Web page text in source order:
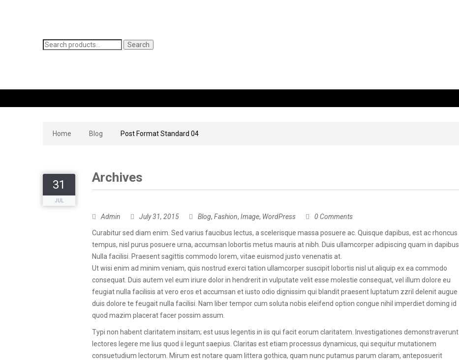
Search
for:
Search
Home Blog Post Format Standard 04
31
JUL
Archives
Admin July 31, 2015 Blog, Fashion, Image, WordPress 0 Comments
Curabitur sed diam enim. Sed varius faucibus lectus, a scelerisque massa posuere ac. Quisque dapibus, est ac rhoncus
tempus, nisl purus posuere urna, accumsan lobortis metus mauris at nibh. Duis ullamcorper adipiscing quam in dapibus.
Nulla facilisi. Praesent sagittis commodo lorem, vitae euismod justo venenatis at.
Ut wisi enim ad minim veniam, quis nostrud exerci tation ullamcorper suscipit lobortis nisl ut aliquip ex ea commodo
consequat. Duis autem vel eum iriure dolor in hendrerit in vulputate velit esse molestie consequat, vel illum dolore eu
feugiat nulla facilisis at vero eros et accumsan et iusto odio dignissim qui blandit praesent luptatum zzril delenit augue
duis dolore te feugait nulla facilisi. Nam liber tempor cum soluta nobis eleifend option congue nihil imperdiet doming id
quod mazim placerat facer possim assum.
Typi non habent claritatem insitam; est usus legentis in iis qui facit eorum claritatem. Investigationes demonstraverunt
lectores legere me lius quod ii legunt saepius. Claritas est etiam processus dynamicus, qui sequitur mutationem
consuetudium lectorum. Mirum est notare quam littera gothica, quam nunc putamus parum claram, anteposuerit